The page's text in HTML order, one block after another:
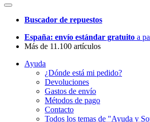
Buscador de repuestos
España: envío estándar gratuito a
Más de 11.100 artículos
Ayuda
¿Dónde está mi pedido?
Devoluciones
Gastos de envío
Métodos de pago
Contacto
Todos los temas de "Ayuda y